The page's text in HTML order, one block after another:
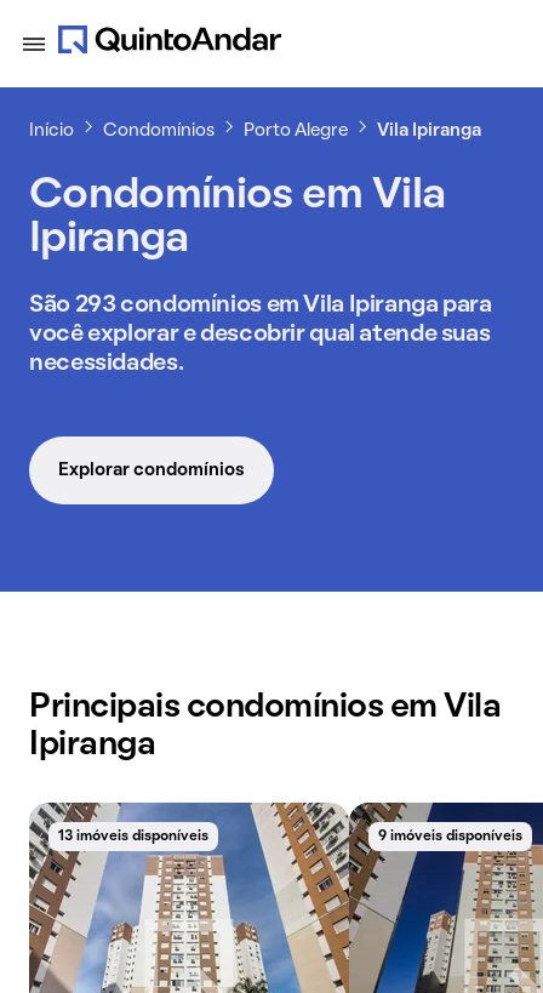
Início Condomínios Porto Alegre Vila Ipiranga
Condomínios em Vila
Ipiranga
São 293 condomínios em Vila Ipiranga para
você explorar e descobrir qual atende suas
necessidades.
Explorar condomínios
Principais condomínios em Vila
Ipiranga
13 imóveis disponíveis 9 imóveis disponíveis